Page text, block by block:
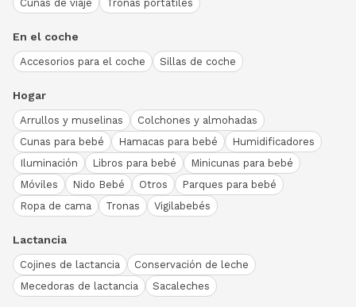
Cunas de viaje Tronas portátiles
En el coche
Accesorios para el coche Sillas de coche
Hogar
Arrullos y muselinas
Colchones y almohadas
Cunas para bebé
Hamacas para bebé
Humidificadores
Iluminación
Libros para bebé
Minicunas para bebé
Móviles
Nido Bebé Otros
Parques para bebé
Ropa de cama
Tronas Vigilabebés
Lactancia
Cojines de lactancia
Conservación de leche
Mecedoras de lactancia
Sacaleches